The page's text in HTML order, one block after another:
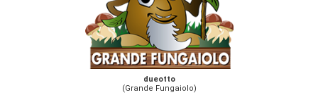
dueotto
(Grande Fungaiolo)